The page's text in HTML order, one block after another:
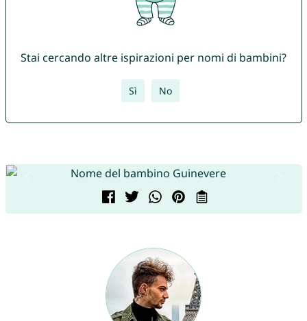
Stai cercando altre ispirazioni per nomi di bambini?
Sì No